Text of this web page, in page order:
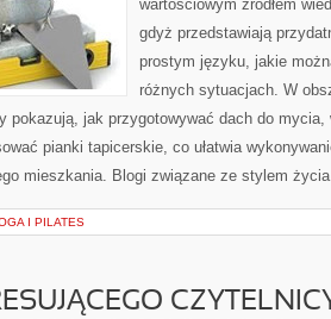
wartościowym źródłem
gdyż przedstawiają
prostym języku, jakie
różnych sytuacjach. W
pokazują, jak przygotowywać dach do mycia,
pianki tapicerskie, co ułatwia
mieszkania. Blogi związane ze stylem
I PILATES